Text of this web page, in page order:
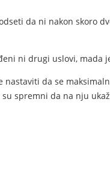
da ni nakon skoro
ni drugi uslovi,
nastaviti da se
spremni da na nju